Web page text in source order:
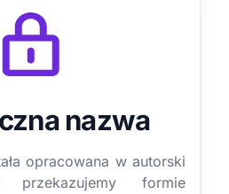
nazwa
opracowana w autorski
przekazujemy formie